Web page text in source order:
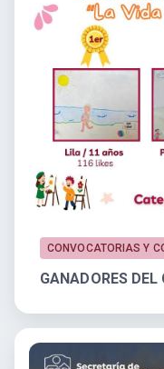
CONVOCATORIAS Y
GANADORES